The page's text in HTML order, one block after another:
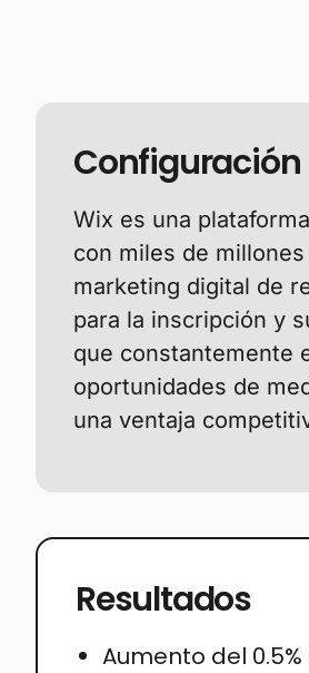
Configuración
Wix es una
con miles de
marketing digital de
para la inscripción y
que constantemente
oportunidades de
una ventaja
Resultados
Aumento del